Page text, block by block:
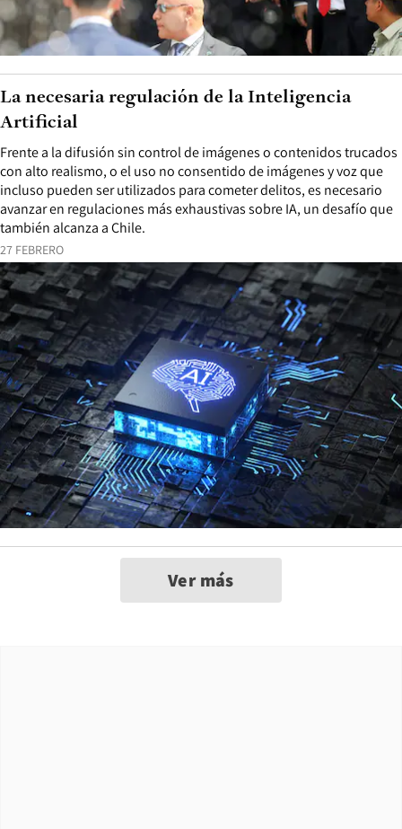
27 FEBRERO
Frente a la difusión sin control de imágenes o contenidos trucados
con alto realismo, o el uso no consentido de imágenes y voz que
incluso pueden ser utilizados para cometer delitos, es necesario
avanzar en regulaciones más exhaustivas sobre IA, un desafío que
también alcanza a Chile.
La necesaria regulación de la Inteligencia
Artificial
Ver más